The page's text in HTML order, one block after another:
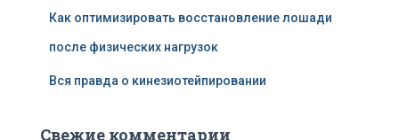
Как оптимизировать восстановление лошади
после физических нагрузок
Вся правда о кинезиотейпировании
Свежие комментарии